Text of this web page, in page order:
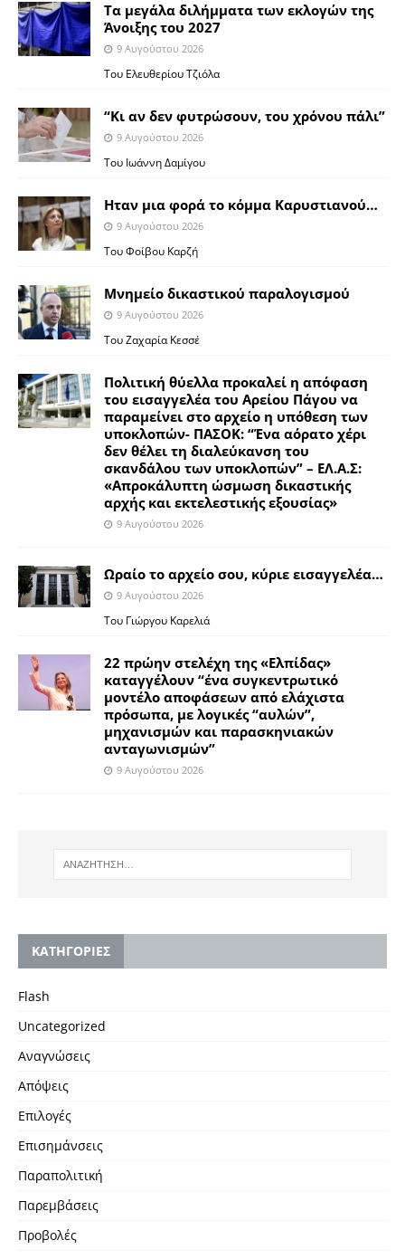
Τα μεγάλα διλήμματα των εκλογών της
Άνοιξης του 2027
9 Αυγούστου 2026
Του Ελευθερίου Τζιόλα
“Κι αν δεν φυτρώσουν, του χρόνου πάλι”
9 Αυγούστου 2026
Toυ Ιωάννη Δαμίγου
Ηταν μια φορά το κόμμα Καρυστιανού…
9 Αυγούστου 2026
Του Φοίβου Καρζή
Μνημείο δικαστικού παραλογισμού
9 Αυγούστου 2026
Του Ζαχαρία Κεσσέ
Πολιτική θύελλα προκαλεί η απόφαση
του εισαγγελέα του Αρείου Πάγου να
παραμείνει στο αρχείο η υπόθεση των
υποκλοπών- ΠΑΣΟΚ: “Ένα αόρατο χέρι
δεν θέλει τη διαλεύκανση του
σκανδάλου των υποκλοπών” – ΕΛ.Α.Σ:
«Απροκάλυπτη ώσμωση δικαστικής
αρχής και εκτελεστικής εξουσίας»
9 Αυγούστου 2026
Ωραίο το αρχείο σου, κύριε εισαγγελέα…
9 Αυγούστου 2026
Του Γιώργου Καρελιά
22 πρώην στελέχη της «Ελπίδας»
καταγγέλουν “ένα συγκεντρωτικό
μοντέλο αποφάσεων από ελάχιστα
πρόσωπα, με λογικές “αυλών”,
μηχανισμών και παρασκηνιακών
ανταγωνισμών”
9 Αυγούστου 2026
KΑΤΗΓΟΡΙΕΣ
Flash
Uncategorized
Αναγνώσεις
Απόψεις
Επιλογές
Επισημάνσεις
Παραπολιτική
Παρεμβάσεις
Προβολές